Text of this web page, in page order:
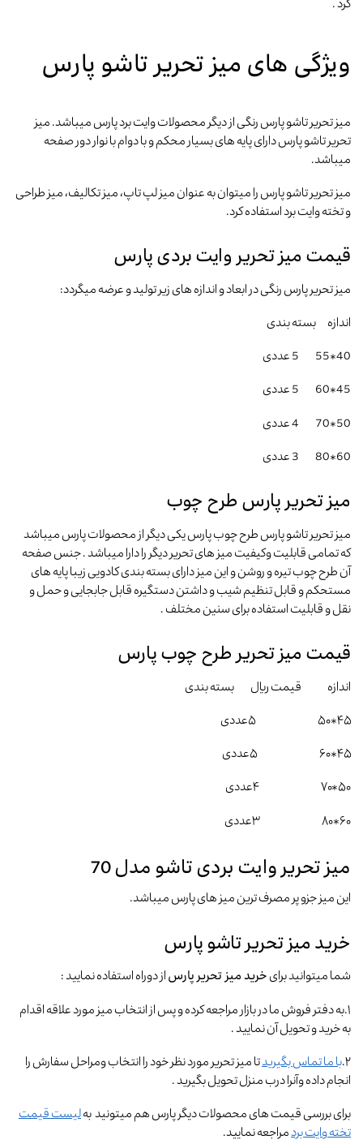
کرد .
ویژگی های میز تحریر تاشو پارس
میز تحریر تاشو پارس رنگی از دیگر محصولات وایت برد پارس میباشد. میز
تحریر تاشو پارس دارای پایه های بسیار محکم و با دوام با نوار دور صفحه
میباشد.
میز تحریر تاشو پارس را میتوان به عنوان میز لپ تاپ، میز تکالیف، میز طراحی
و تخته وایت برد استفاده کرد.
قیمت میز تحریر وایت بردی پارس
میز تحریر پارس رنگی در ابعاد و اندازه های زیر تولید و عرضه میگردد:
اندازه بسته بندی
40*55 5 عددی
45*60 5 عددی
50*70 4 عددی
60*80 3 عددی
میز تحریر پارس طرح چوب
میز تحریر تاشو پارس طرح چوب پارس یکی دیگر از محصولات پارس میباشد
که تمامی قابلیت وکیفیت میز های تحریر دیگر را دارا میباشد . جنس صفحه
آن طرح چوب تیره و روشن و این میز دارای بسته بندی کادویی زیبا پایه های
مستحکم و قابل تنظیم شیب و داشتن دستگیره قابل جابجایی و حمل و
نقل و قابلیت استفاده برای سنین مختلف .
قیمت میز تحریر طرح چوب پارس
اندازه قیمت ریال بسته بندی
۴۵*۵۰ ۵عددی
۴۵*۶۰ ۵عددی
۵۰*۷۰ ۴عددی
۶۰*۸۰ ۳عددی
میز تحریر وایت بردی تاشو مدل 70
این میز جزو پر مصرف ترین میز های پارس میباشد.
خرید میز تحریر تاشو پارس
شما میتوانید برایخرید میز تحریر پارساز دوراه استفاده نمایید :
۱.به دفتر فروش ما در بازار مراجعه کرده و پس از انتخاب میز مورد علاقه اقدام
به خرید و تحویل آن نمایید .
۲.با ما تماس بگیریدتا میز تحریر مورد نظر خود را انتخاب ومراحل سفارش را
انجام داده وآنرا درب منزل تحویل بگیرید .
برای بررسی قیمت های محصولات دیگر پارس هم میتونید بهلیست قیمت
تخته وایت بردمراجعه نمایید.